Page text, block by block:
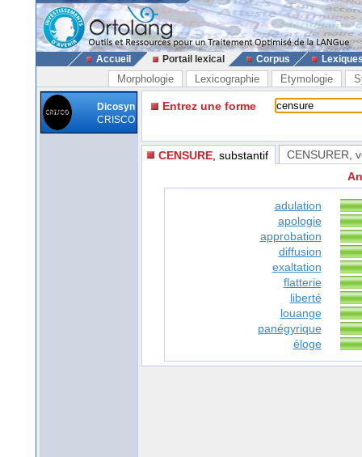
Accueil Portail lexical Corpus
Morphologie Lexicographie Etymologie
Dicosyn
CRISCO
Entrez une forme
CENSURE , substantif CENSURER ,
adulation
apologie
approbation
diffusion
exaltation
flatterie
liberté
louange
panégyrique
éloge